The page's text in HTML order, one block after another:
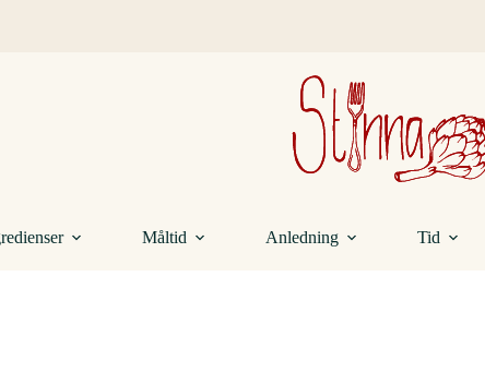
Måltid Anledning Tid